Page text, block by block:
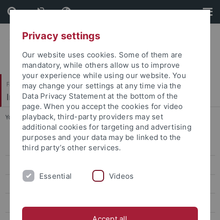
Skip
to
content
Skip
to
footer
Faculty of Humanities
Institute of Art History
You are here: Home ... Prof. Dr. Barbara Lange
Prof. Dr. Megan R. Luke
Prof. Dr. Ernst Seidl
Privacy settings
Our website uses cookies. Some of them are
mandatory, while others allow us to improve
your experience while using our website. You
may change your settings at any time via the
Data Privacy Statement at the bottom of the
page. When you accept the cookies for video
playback, third-party providers may set
additional cookies for targeting and advertising
purposes and your data may be linked to the
third party’s other services.
Essential Videos